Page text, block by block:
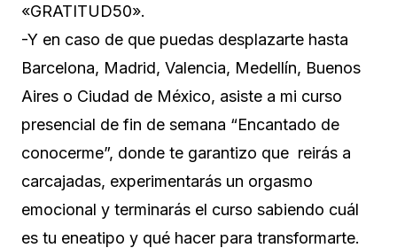
«GRATITUD50».
-Y en caso de que puedas desplazarte hasta
Barcelona, Madrid, Valencia, Medellín, Buenos
Aires o Ciudad de México, asiste a mi curso
presencial de fin de semana “Encantado de
conocerme”, donde te garantizo que reirás a
carcajadas, experimentarás un orgasmo
emocional y terminarás el curso sabiendo cuál
es tu eneatipo y qué hacer para transformarte.